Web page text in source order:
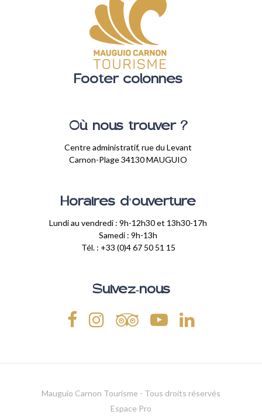
Footer colonnes
Où nous trouver ?
Centre administratif, rue du Levant
Carnon-Plage 34130 MAUGUIO
Horaires d'ouverture
Lundi au vendredi : 9h-12h30 et 13h30-17h
Samedi : 9h-13h
Tél. : +33 (0)4 67 50 51 15
Suivez-nous
Mauguio Carnon Tourisme - Tous droits réservés
Espace Pro